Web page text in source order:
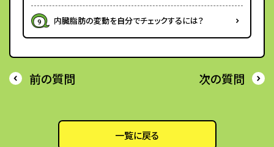
9 内臓脂肪の変動を自分でチェックするには？
前の質問
一覧に戻る
次の質問